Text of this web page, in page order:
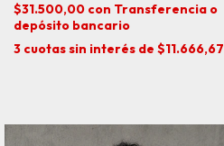
$31.500,00 con Transferencia o
depósito bancario
3 cuotas sin interés de $11.666,67